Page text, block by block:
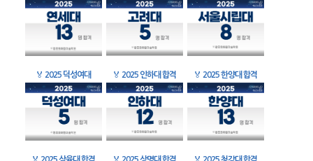
🏅 2025 덕성여대 🏅 2025 인하대 합격 🏅 2025 한양대 합격